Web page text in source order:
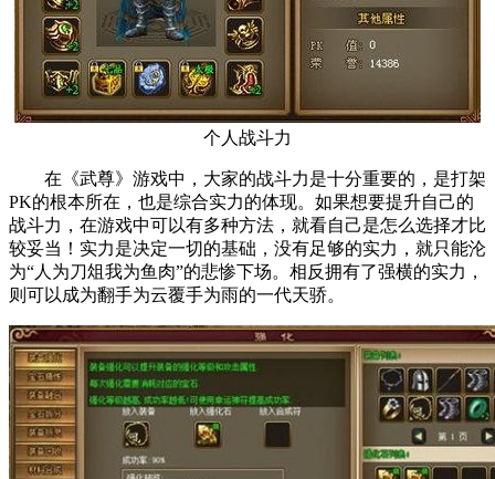
个人战斗力
在《武尊》游戏中，大家的战斗力是十分重要的，是打架
PK的根本所在，也是综合实力的体现。如果想要提升自己的
战斗力，在游戏中可以有多种方法，就看自己是怎么选择才比
较妥当！实力是决定一切的基础，没有足够的实力，就只能沦
为“人为刀俎我为鱼肉”的悲惨下场。相反拥有了强横的实力，
则可以成为翻手为云覆手为雨的一代天骄。